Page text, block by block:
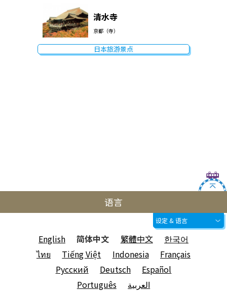
清水寺
京都（寺）
日本旅游景点
语言
设定 & 语言
English 简体中文 繁體中文
한국어
ไทย
Tiếng Việt Indonesia
Français
Русский
Deutsch
Español
Português
العربية